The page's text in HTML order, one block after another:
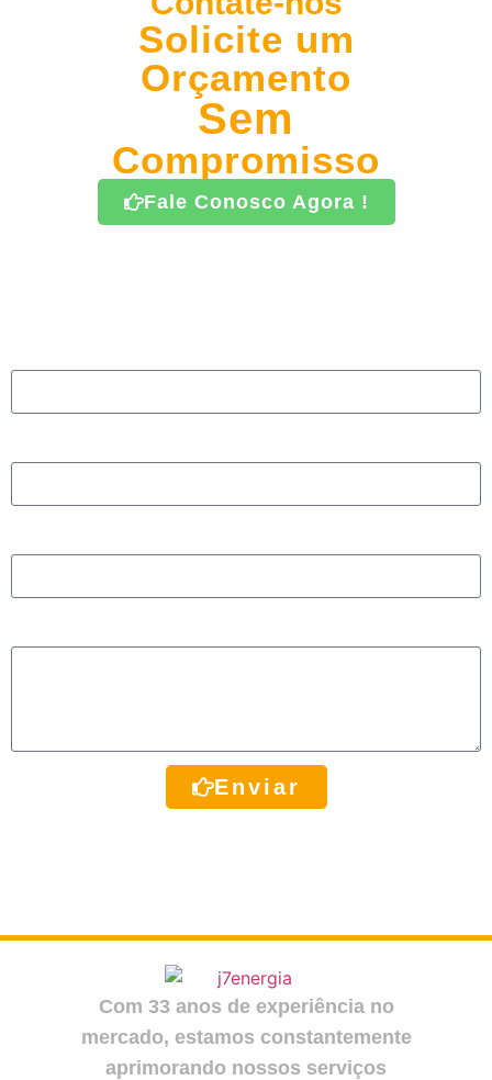
Solicite um
Orçamento
Sem
Compromisso
Fale Conosco Agora !
Enviar
Com 33 anos de experiência no
mercado, estamos constantemente
aprimorando nossos serviços